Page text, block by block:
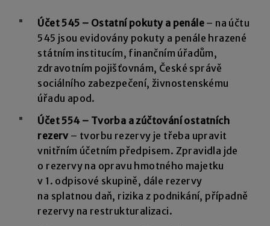
Účet 545 – Ostatní pokuty a penále – na účtu
545 jsou evidovány pokuty a penále hrazené
státním institucím, finančním úřadům,
zdravotním pojišťovnám, České správě
sociálního zabezpečení, živnostenskému
úřadu apod.
Účet 554 – Tvorba a zúčtování ostatních
rezerv– tvorbu rezervy je třeba upravit
vnitřním účetním předpisem. Zpravidla jde
o rezervy na opravu hmotného majetku
v 1. odpisové skupině, dále rezervy
na splatnou daň, rizika z podnikání, případně
rezervy na restrukturalizaci.